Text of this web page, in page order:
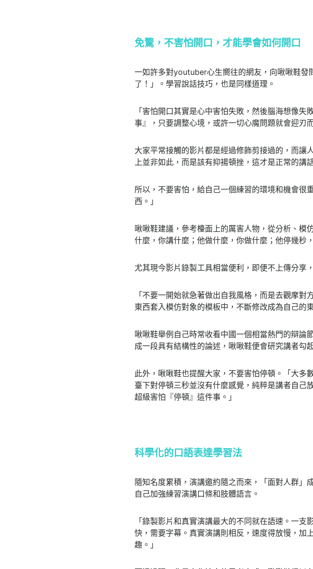
免驚，不害怕開口，才能學會如何開口
一如許多對youtuber心生嚮往的網友，向啾啾鞋
了！」。學習說話技巧，也是同樣道理。
「害怕開口其實是心中害怕失敗，然後腦海想像
事』，只要調整心境，或許一切心魔問題就會迎刃
大家平常接觸的影片都是經過修飾剪接過的，而讓
上並非如此，而是該有抑揚頓挫，這才是正常的講
所以，不要害怕，給自己一個練習的環境和機會很
西。」
啾啾鞋建議，參考檯面上的厲害人物，從分析、模
什麼，你講什麼；他做什麼，你做什麼；他停幾秒
尤其現今影片錄製工具相當便利，即便不上傳分享
「不要一開始就急著做出自我風格，而是去觀摩
東西套入模仿對象的模板中，不斷修改成為自己的東
啾啾鞋舉例自己時常收看中國一個相當熱門的辯論
成一段具有結構性的論述，啾啾鞋便會研究講者勾
此外，啾啾鞋也提醒大家，不要害怕停頓。「大多
臺下對停頓三秒並沒有什麼感覺，純粹是講者自己
超級害怕『停頓』這件事。」
科學化的口語表達學習法
隨知名度累積，演講邀約隨之而來，「面對人群」
自己加強練習演講口條和肢體語言。
「錄製影片和真實演講最大的不同就在語速。一
快，需要字幕。真實演講則相反，速度得放慢，加
趣。」